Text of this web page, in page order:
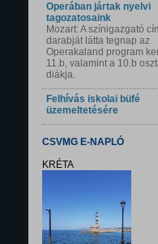
Operában jártak nyelvi
tagozatosaink
Mozart: A színigazgató
darabját látta tegnap az
Operakaland program
11.b, valamint a 10.b
diákja.
Felhívás iskolai büfé
üzemeltetésére
CSVMG E-NAPLÓ
KRÉTA